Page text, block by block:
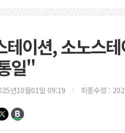
테이션, 소노스
일"
년10월01일 09:19 최종수정 :